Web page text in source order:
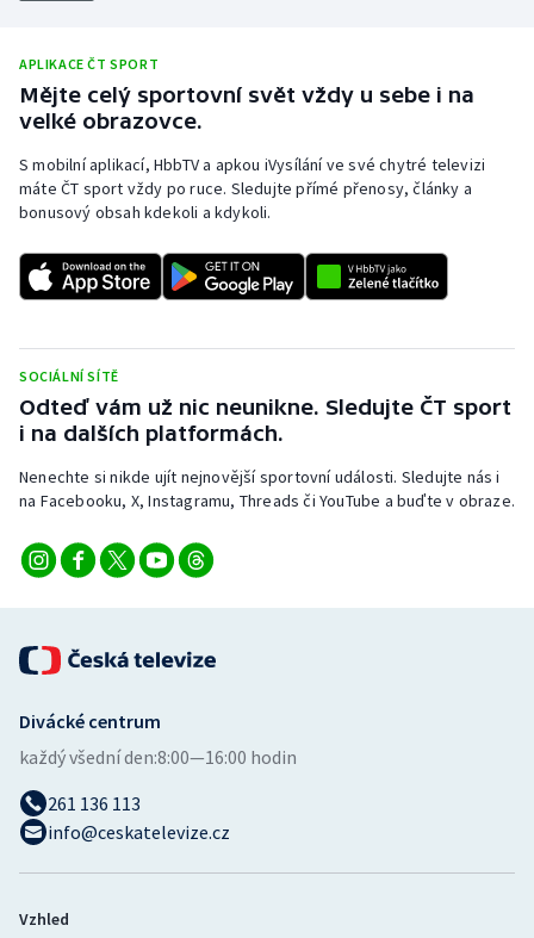
Rychlostní kanoistika
Short track
Sportovní střelba
Stolní tenis
Triatlon
Veslování
Vodní slalom
APLIKACE ČT SPORT
Mějte celý sportovní svět vždy u sebe i na
velké obrazovce.
S mobilní aplikací, HbbTV a apkou iVysílání ve své chytré televizi
máte ČT sport vždy po ruce. Sledujte přímé přenosy, články a
bonusový obsah kdekoli a kdykoli.
SOCIÁLNÍ SÍTĚ
Odteď vám už nic neunikne. Sledujte ČT sport
i na dalších platformách.
Nenechte si nikde ujít nejnovější sportovní události. Sledujte nás i
na Facebooku, X, Instagramu, Threads či YouTube a buďte v obraze.
Divácké centrum
každý všední den:8:00—16:00 hodin
261 136 113
info@ceskatelevize.cz
Vzhled